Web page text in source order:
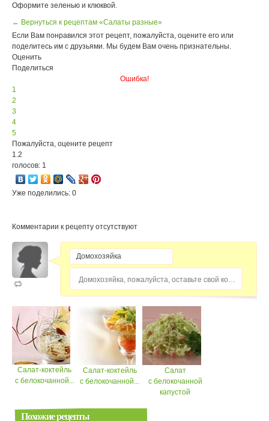
Оформите зеленью и клюквой.
← Вернуться к рецептам «Салаты разные»
Если Вам понравился этот рецепт, пожалуйста, оцените его или
поделитесь им с друзьями. Мы будем Вам очень признательны.
Оценить
Поделиться
Ошибка!
1
2
3
4
5
Пожалуйста, оцените рецепт
1.2
голосов: 1
Уже поделились: 0
Комментарии к рецепту отсутствуют
Салат-коктейль
с белокочанной...
Салат-коктейль
с белокочанной...
Салат
с белокочанной
капустой
Похожие рецепты